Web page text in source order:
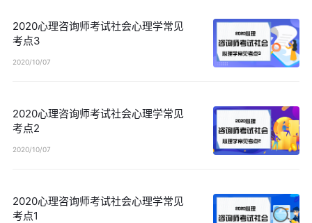
2020心理咨询师考试社会心理学常见
考点3
2020/10/07
2020心理咨询师考试社会心理学常见
考点2
2020/10/07
2020心理咨询师考试社会心理学常见
考点1